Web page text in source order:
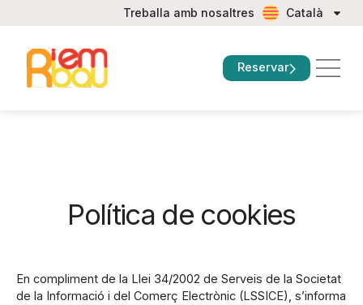
Treballa amb nosaltres Català
Reservar
Política de cookies
En compliment de la Llei 34/2002 de Serveis de la Societat
de la Informació i del Comerç Electrònic (LSSICE), s’informa